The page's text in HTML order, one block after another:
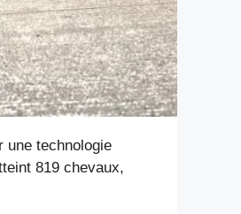
une technologie
819 chevaux,